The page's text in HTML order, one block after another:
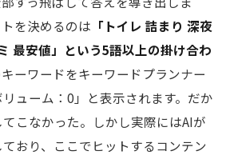
を決めるのは 「トイレ 詰まり 深夜
最安値」という5語以上の掛け合わ
ーワードをキーワードプランナー
ューム：0」と表示されます。だか
こなかった。しかし実際にはAIが
おり、ここでヒットするコンテン